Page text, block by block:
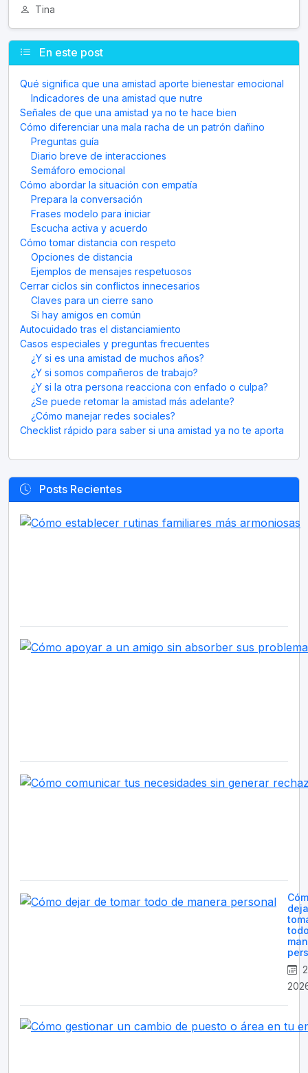
Tina
En este post
Qué significa que una amistad aporte bienestar emocional
Indicadores de una amistad que nutre
Señales de que una amistad ya no te hace bien
Cómo diferenciar una mala racha de un patrón dañino
Preguntas guía
Diario breve de interacciones
Semáforo emocional
Cómo abordar la situación con empatía
Prepara la conversación
Frases modelo para iniciar
Escucha activa y acuerdo
Cómo tomar distancia con respeto
Opciones de distancia
Ejemplos de mensajes respetuosos
Cerrar ciclos sin conflictos innecesarios
Claves para un cierre sano
Si hay amigos en común
Autocuidado tras el distanciamiento
Casos especiales y preguntas frecuentes
¿Y si es una amistad de muchos años?
¿Y si somos compañeros de trabajo?
¿Y si la otra persona reacciona con enfado o culpa?
¿Se puede retomar la amistad más adelante?
¿Cómo manejar redes sociales?
Checklist rápido para saber si una amistad ya no te aporta
Posts Recientes